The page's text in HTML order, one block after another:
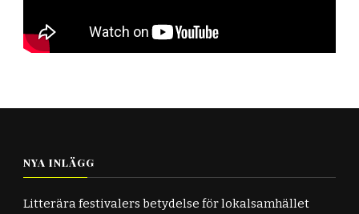
NYA INLÄGG
Litterära festivalers betydelse för lokalsamhället